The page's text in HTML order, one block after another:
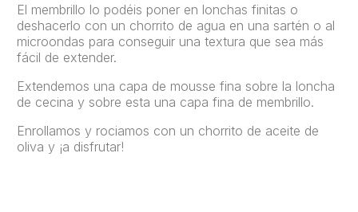
El membrillo lo podéis poner en lonchas finitas o
deshacerlo con un chorrito de agua en una sartén o al
microondas para conseguir una textura que sea más
fácil de extender.
Extendemos una capa de mousse fina sobre la loncha
de cecina y sobre esta una capa fina de membrillo.
Enrollamos y rociamos con un chorrito de aceite de
oliva y ¡a disfrutar!